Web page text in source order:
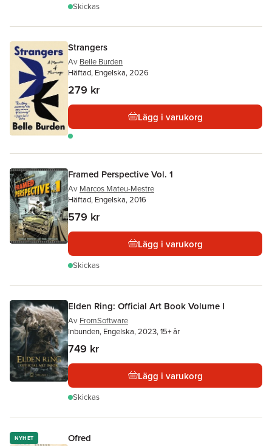
Skickas
Strangers
Av Belle Burden
Häftad, Engelska, 2026
279 kr
Lägg i varukorg
Framed Perspective Vol. 1
Av Marcos Mateu-Mestre
Häftad, Engelska, 2016
579 kr
Lägg i varukorg
Skickas
Elden Ring: Official Art Book Volume I
Av FromSoftware
Inbunden, Engelska, 2023, 15+ år
749 kr
Lägg i varukorg
Skickas
NYHET Ofred